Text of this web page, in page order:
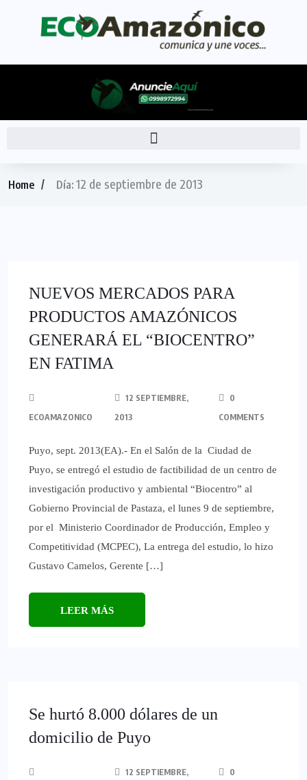
Home Día: 12 de septiembre de 2013
NUEVOS MERCADOS PARA
PRODUCTOS AMAZÓNICOS
GENERARÁ EL “BIOCENTRO”
EN FATIMA
ECOAMAZONICO
12 SEPTIEMBRE,
2013
0
COMMENTS
Puyo, sept. 2013(EA).- En el Salón de la Ciudad de
Puyo, se entregó el estudio de factibilidad de un centro de
investigación productivo y ambiental “Biocentro” al
Gobierno Provincial de Pastaza, el lunes 9 de septiembre,
por el Ministerio Coordinador de Producción, Empleo y
Competitividad (MCPEC), La entrega del estudio, lo hizo
Gustavo Camelos, Gerente […]
LEER MÁS
Se hurtó 8.000 dólares de un
domicilio de Puyo
12 SEPTIEMBRE,
0